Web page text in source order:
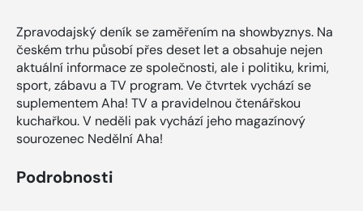
Zpravodajský deník se zaměřením na showbyznys. Na
českém trhu působí přes deset let a obsahuje nejen
aktuální informace ze společnosti, ale i politiku, krimi,
sport, zábavu a TV program. Ve čtvrtek vychází se
suplementem Aha! TV a pravidelnou čtenářskou
kuchařkou. V neděli pak vychází jeho magazínový
sourozenec Nedělní Aha!
Podrobnosti